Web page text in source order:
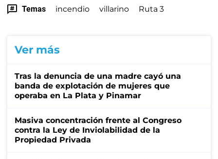
Temas incendio villarino Ruta 3
Ver más
Tras la denuncia de una madre cayó una
banda de explotación de mujeres que
operaba en La Plata y Pinamar
Masiva concentración frente al Congreso
contra la Ley de Inviolabilidad de la
Propiedad Privada